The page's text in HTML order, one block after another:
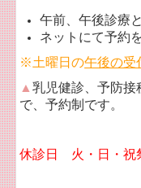
午前、午後診療
ネットにて予約
※土曜日の午後の受
▲乳児健診、予防接
で、予約制です。
休診日 火・日・祝